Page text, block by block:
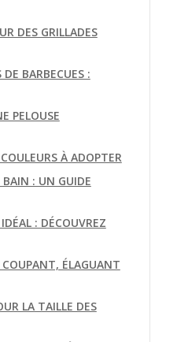
DES GRILLADES
BARBECUES :
PELOUSE
À ADOPTER
BAIN : UN GUIDE
: DÉCOUVREZ
ÉLAGUANT
LA TAILLE DES